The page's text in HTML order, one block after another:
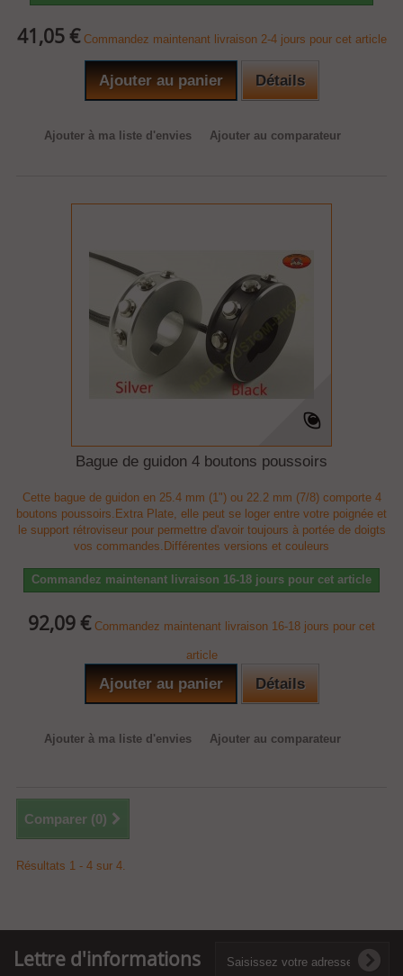
41,05 € Commandez maintenant livraison 2-4 jours pour cet article
Ajouter au panier Détails
Ajouter à ma liste d'envies Ajouter au comparateur
Bague de guidon 4 boutons poussoirs
Cette bague de guidon en 25.4 mm (1") ou 22.2 mm (7/8) comporte 4
boutons poussoirs.Extra Plate, elle peut se loger entre votre poignée et
le support rétroviseur pour permettre d'avoir toujours à portée de doigts
vos commandes.Différentes versions et couleurs
Commandez maintenant livraison 16-18 jours pour cet article
92,09 € Commandez maintenant livraison 16-18 jours pour cet
article
Ajouter au panier Détails
Ajouter à ma liste d'envies Ajouter au comparateur
Comparer (0)
Résultats 1 - 4 sur 4.
Lettre d'informations